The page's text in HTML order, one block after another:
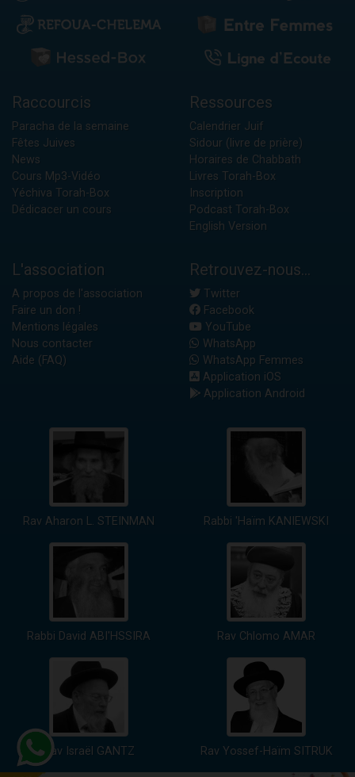
Raccourcis
Paracha de la semaine
Fêtes Juives
News
Cours Mp3-Vidéo
Yéchiva Torah-Box
Dédicacer un cours
Ressources
Calendrier Juif
Sidour (livre de prière)
Horaires de Chabbath
Livres Torah-Box
Inscription
Podcast Torah-Box
English Version
L'association
A propos de l'association
Faire un don !
Mentions légales
Nous contacter
Aide (FAQ)
Retrouvez-nous...
Twitter
Facebook
YouTube
WhatsApp
WhatsApp Femmes
Application iOS
Application Android
Rav Aharon L. STEINMAN Rabbi 'Haïm KANIEWSKI
Rabbi David ABI'HSSIRA Rav Chlomo AMAR
Rav Israël GANTZ Rav Yossef-Haïm SITRUK